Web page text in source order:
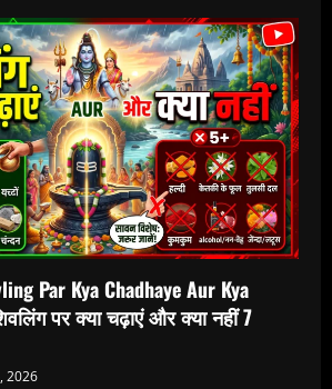
Par Kya Chadhaye Aur Kya
पर क्या चढ़ाएं और क्या नहीं 7
2026